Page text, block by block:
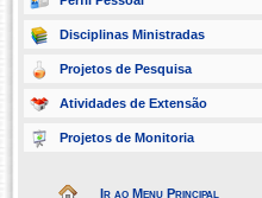
Disciplinas Ministradas
Projetos de Pesquisa
Atividades de Extensão
Projetos de Monitoria
Ir ao Menu Principal